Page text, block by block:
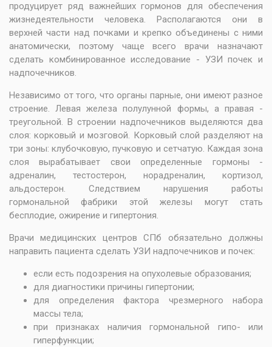
продуцирует ряд важнейших гормонов для обеспечения
жизнедеятельности человека. Располагаются они в
верхней части над почками и крепко объединены с ними
анатомически, поэтому чаще всего врачи назначают
сделать комбинированное исследование - УЗИ почек и
надпочечников.
Независимо от того, что органы парные, они имеют разное
строение. Левая железа полулунной формы, а правая -
треугольной. В строении надпочечников выделяются два
слоя: корковый и мозговой. Корковый слой разделяют на
три зоны: клубочковую, пучковую и сетчатую. Каждая зона
слоя вырабатывает свои определенные гормоны -
адреналин, тестостерон, норадреналин, кортизол,
альдостерон. Следствием нарушения работы
гормональной фабрики этой железы могут стать
бесплодие, ожирение и гипертония.
Врачи медицинских центров СПб обязательно должны
направить пациента сделать УЗИ надпочечников и почек:
если есть подозрения на опухолевые образования;
для диагностики причины гипертонии;
для определения фактора чрезмерного набора
массы тела;
при признаках наличия гормональной гипо- или
гиперфункции;